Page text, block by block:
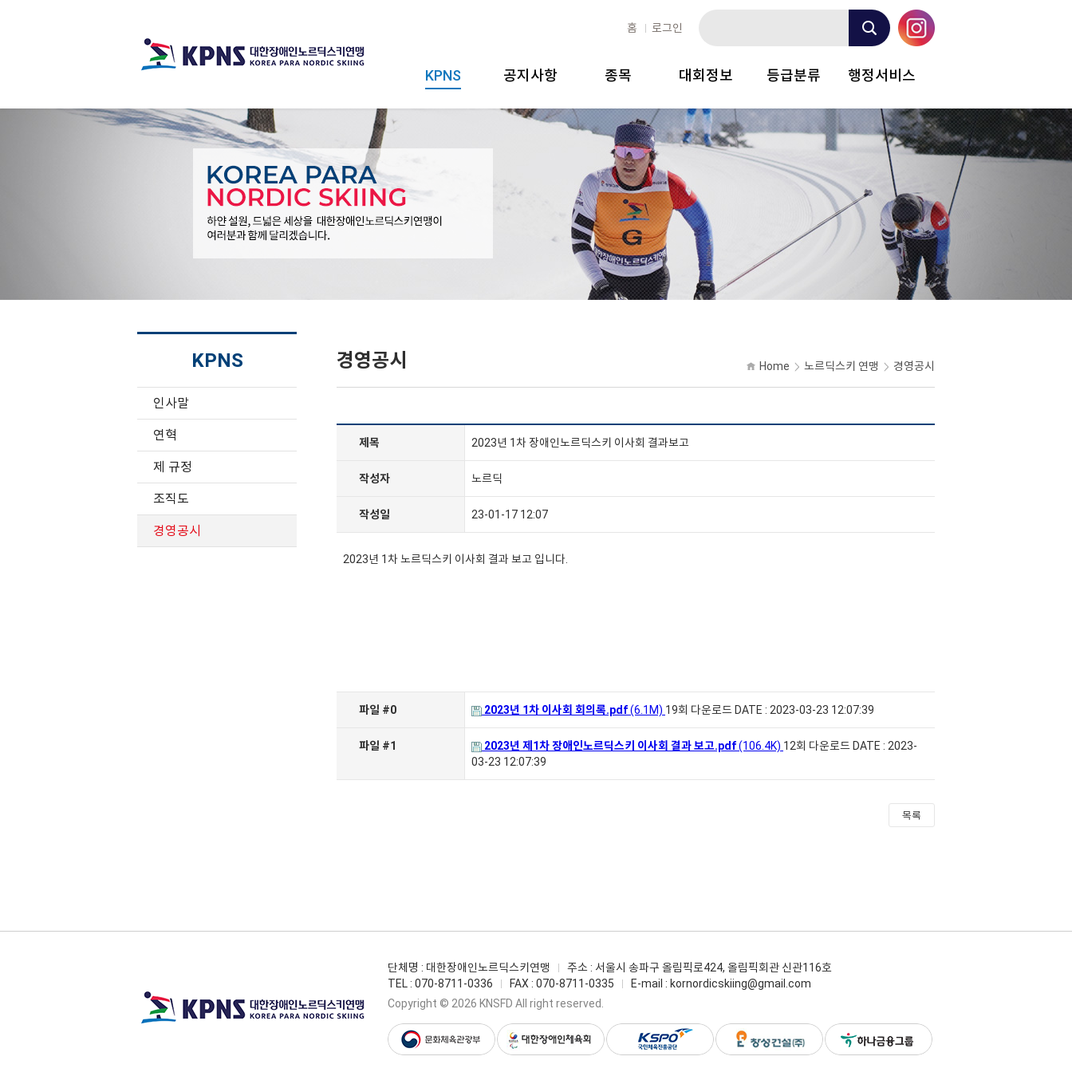
홈 로그인
KPNS
경영공시
공지사항
공지사항
종목
소개
선수단
경기규정
포토앨범
대회정보
국내대회
등급분류 행정서비스
증명서 신청안내
증명서 신청
민원 신청
KPNS
인사말
연혁
제 규정
조직도
경영공시
경영공시 Home 노르딕스키 연맹 경영공시
제목 2023년 1차 장애인노르딕스키 이사회 결과보고
작성자 노르딕
작성일 23-01-17 12:07
2023년 1차 노르딕스키 이사회 결과 보고 입니다.
파일 #0 2023년 1차 이사회 회의록.pdf(6.1M) 19회 다운로드 DATE : 2023-03-23 12:07:39
파일 #1 2023년 제1차 장애인노르딕스키 이사회 결과 보고.pdf(106.4K) 12회 다운로드 DATE : 2023-
03-23 12:07:39
목록
단체명 : 대한장애인노르딕스키연맹
주소 : 서울시 송파구 올림픽로424, 올림픽회관 신관116호
TEL : 070-8711-0336 FAX : 070-8711-0335 E-mail : kornordicskiing@gmail.com
Copyright © 2026 KNSFD All right reserved.